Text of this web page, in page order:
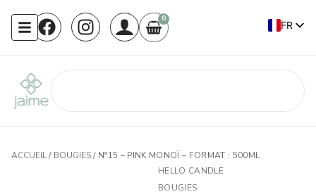
0
FR
ACCUEIL/ BOUGIES/ N°15 – PINK MONOÏ – FORMAT : 500ML
HELLO CANDLE
BOUGIES